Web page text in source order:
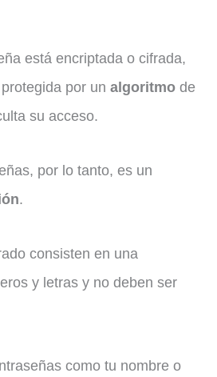
está encriptada o cifrada,
por un algoritmo de
su acceso.
por lo tanto, es un
.
consisten en una
y letras y no deben ser
como tu nombre o